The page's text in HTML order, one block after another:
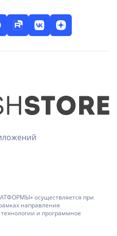
осуществляется при
направления
и программное